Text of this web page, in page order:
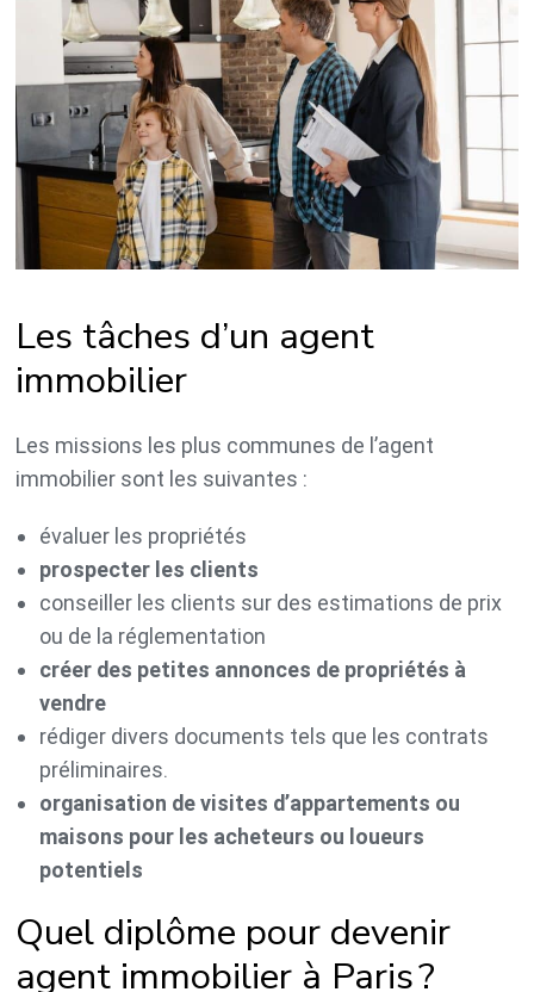
Les tâches d’un agent
immobilier
Les missions les plus communes de l’agent
immobilier sont les suivantes :
évaluer les propriétés
prospecter les clients
conseiller les clients sur des estimations de prix
ou de la réglementation
créer des petites annonces de propriétés à
vendre
rédiger divers documents tels que les contrats
préliminaires.
organisation de visites d’appartements ou
maisons pour les acheteurs ou loueurs
potentiels
Quel diplôme pour devenir
agent immobilier à Paris ?